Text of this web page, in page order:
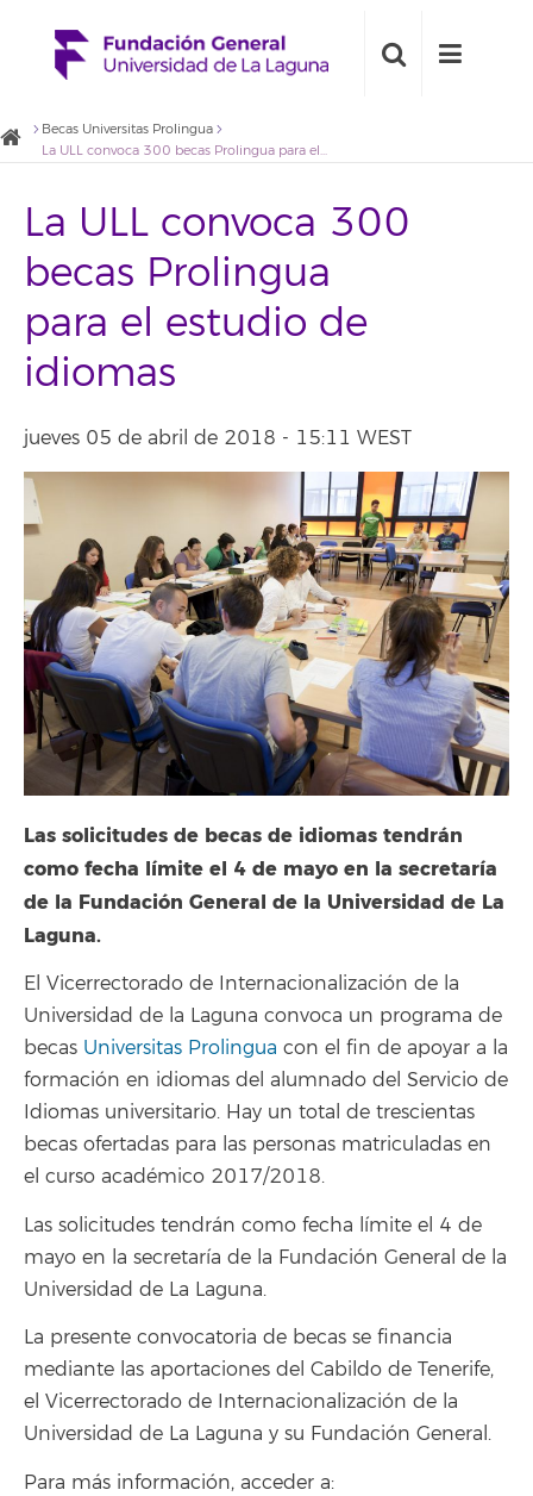
Becas Universitas Prolingua
La ULL convoca 300 becas Prolingua para el estudio de idiomas
La ULL convoca 300
becas Prolingua
para el estudio de
idiomas
jueves 05 de abril de 2018 - 15:11 WEST
Las solicitudes de becas de idiomas tendrán
como fecha límite el 4 de mayo en la secretaría
de la Fundación General de la Universidad de La
Laguna.
El Vicerrectorado de Internacionalización de la
Universidad de la Laguna convoca un programa de
becas Universitas Prolingua con el fin de apoyar a la
formación en idiomas del alumnado del Servicio de
Idiomas universitario. Hay un total de trescientas
becas ofertadas para las personas matriculadas en
el curso académico 2017/2018.
Las solicitudes tendrán como fecha límite el 4 de
mayo en la secretaría de la Fundación General de la
Universidad de La Laguna.
La presente convocatoria de becas se financia
mediante las aportaciones del Cabildo de Tenerife,
el Vicerrectorado de Internacionalización de la
Universidad de La Laguna y su Fundación General.
Para más información, acceder a: